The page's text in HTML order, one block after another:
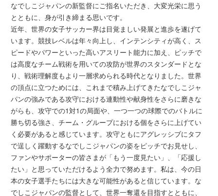
なでしこジャパンの新監督にご指名いただき、大変光栄に思う
とともに、身が引き締まる思いです。
近年、世界の女子サッカー界は目覚ましい発展と進歩を遂げて
います。競技レベルは年々向上し、インテンシティが高く、ス
ピードやパワーといった高いアスリート能力に加え、ピッチで
は高度なチーム戦術を用いての攻防が世界のスタンダードとな
り、戦術理解度もより一層求められる時代となりました。世界
の頂点に立つためには、これまで積み上げてきたなでしこジャ
パンの強みである攻守における連動性や献身性をさらに磨きな
がらも、攻守での1対1の局面や、一つ一つの球際でのバトルに
勝ち切る強さ、チーム・グループにおける個をさらに上げてい
く必要があると感じています。攻守ともにアグレッシブにタフ
で逞しく躍動するなでしこジャパンの姿をピッチでお見せし、
ファンやサポーターの皆さまが「もう一度見たい」、「応援し
たい」と思っていただけるよう全力で努めます。私は、今の日
本の女子選手たちには大きな可能性があると信じています。な
でしこジャパンの監督として、世界一奪還を目指すとともに、